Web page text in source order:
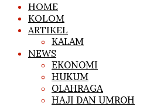
HOME
KOLOM
ARTIKEL
KALAM
NEWS
EKONOMI
HUKUM
OLAHRAGA
HAJI DAN UMROH